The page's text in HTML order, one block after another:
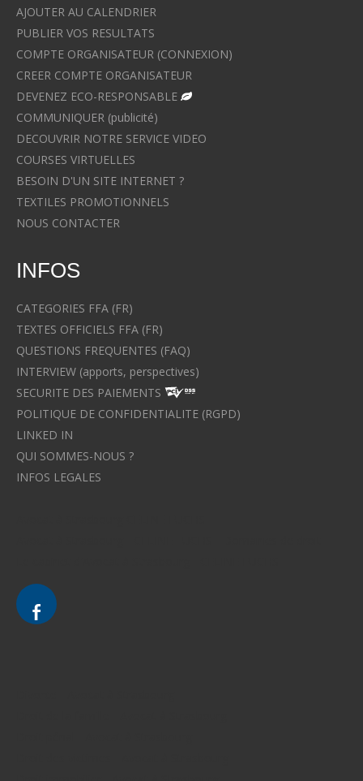
AJOUTER AU CALENDRIER
PUBLIER VOS RESULTATS
COMPTE ORGANISATEUR (CONNEXION)
CREER COMPTE ORGANISATEUR
DEVENEZ ECO-RESPONSABLE
COMMUNIQUER (publicité)
DECOUVRIR NOTRE SERVICE VIDEO
COURSES VIRTUELLES
BESOIN D'UN SITE INTERNET ?
TEXTILES PROMOTIONNELS
NOUS CONTACTER
INFOS
CATEGORIES FFA (FR)
TEXTES OFFICIELS FFA (FR)
QUESTIONS FREQUENTES (FAQ)
INTERVIEW (apports, perspectives)
SECURITE DES PAIEMENTS
POLITIQUE DE CONFIDENTIALITE (RGPD)
LINKED IN
QUI SOMMES-NOUS ?
INFOS LEGALES